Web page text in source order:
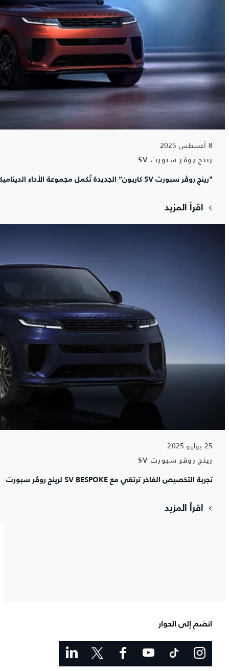
8 أغسطس 2025
رينج روڤر سبورت SV
"رينج روڤر سبورت SV كاربون" الجديدة تُكمل مجموعة الأداء الديناميكي الفاخر في فئة السيارات الرائدة
اقرأ المزيد
25 يوليو 2025
رينج روڤر سبورت SV
تجربة التخصيص الفاخر ترتقي مع SV BESPOKE لرينج روڤر سبورت
اقرأ المزيد
انضم إلى الحوار